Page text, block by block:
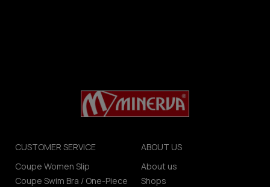
CUSTOMER SERVICE
Coupe Women Slip
Coupe Swim Bra / One-Piece
ABOUT US
About us
Shops